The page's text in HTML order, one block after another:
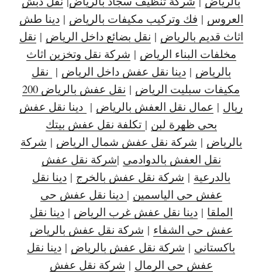
العروس | فك وتركيب مكيفات بالرياض |دينا طش
اثاث قديم بالرياض | نقل بضائع داخل الرياض | نقل
مخلفات البناء الرياض | شركة نقل وتخزين اثاث
بالرياض |دينا نقل عفش داخل الرياض | نقل
مكيفات سبليت الرياض |
نقل عفش بالرياض 200
ريال | عمال نقل العفش بالرياض | دينا نقل عفش
بحي ظهرة لبن | تكلفة نقل عفش بيتك
بالرياض | شركة نقل عفش شمال الرياض | شركة
نقل العفش بالدوادمي |شركة نقل عفش
بالدرعية | شركة نقل عفش بالخرج |دينا نقل
عفش حي الياسمين | دينا نقل عفش حي
الملقا |دينا نقل عفش غرب الرياض |دينا نقل
عفش حي الشفاء | شركة نقل عفش بالرياض
باكستاني | شركة نقل عفش بالرياض | دينا نقل
عفش حي الرمال | شركة نقل عفش